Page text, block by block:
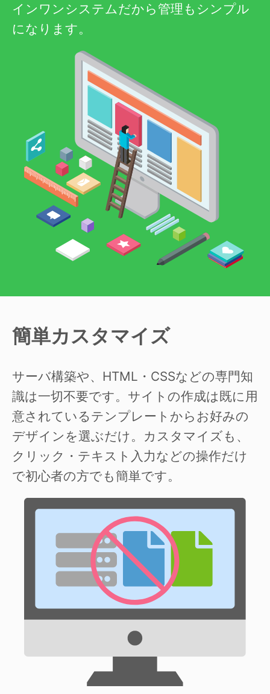
インワンシステムだから管理もシンプル
になります。
簡単カスタマイズ
サーバ構築や、HTML・CSSなどの専門知
識は一切不要です。サイトの作成は既に用
意されているテンプレートからお好みの
デザインを選ぶだけ。カスタマイズも、
クリック・テキスト入力などの操作だけ
で初心者の方でも簡単です。